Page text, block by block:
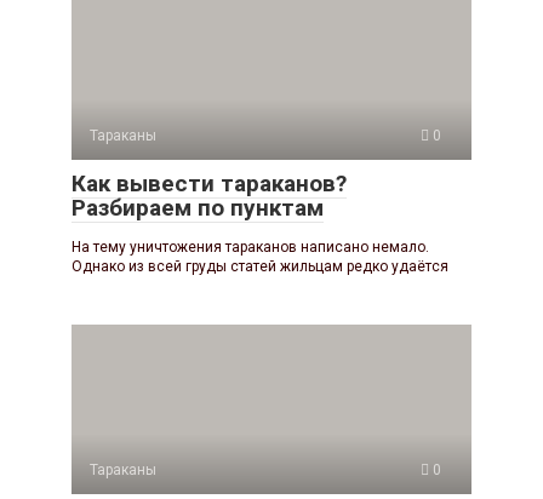
Тараканы 0
Как вывести тараканов?
Разбираем по пунктам
На тему уничтожения тараканов написано немало.
Однако из всей груды статей жильцам редко удаётся
Тараканы 0